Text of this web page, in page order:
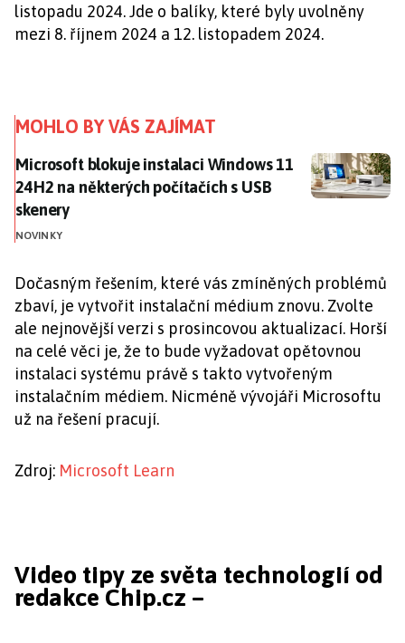
listopadu 2024. Jde o balíky, které byly uvolněny
mezi 8. říjnem 2024 a 12. listopadem 2024.
MOHLO BY VÁS ZAJÍMAT
Microsoft blokuje instalaci Windows 11 24H2 na
Microsoft blokuje instalaci Windows 11
24H2 na některých počítačích s USB
skenery
NOVINKY
Dočasným řešením, které vás zmíněných problémů
zbaví, je vytvořit instalační médium znovu. Zvolte
ale nejnovější verzi s prosincovou aktualizací. Horší
na celé věci je, že to bude vyžadovat opětovnou
instalaci systému právě s takto vytvořeným
instalačním médiem. Nicméně vývojáři Microsoftu
už na řešení pracují.
Zdroj: Microsoft Learn
Video tipy ze světa technologií od
redakce Chip.cz –